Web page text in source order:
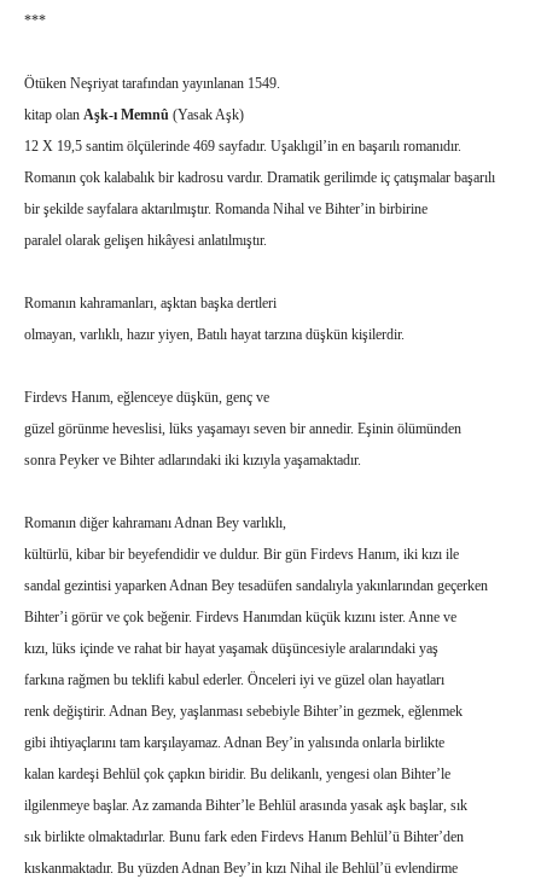
***
Ötüken Neşriyat tarafından yayınlanan 1549.
kitap olan Aşk-ı Memnû (Yasak Aşk)
12 X 19,5 santim ölçülerinde 469 sayfadır. Uşaklıgil’in en başarılı romanıdır.
Romanın çok kalabalık bir kadrosu vardır. Dramatik gerilimde iç çatışmalar başarılı
bir şekilde sayfalara aktarılmıştır. Romanda Nihal ve Bihter’in birbirine
paralel olarak gelişen hikâyesi anlatılmıştır.
Romanın kahramanları, aşktan başka dertleri
olmayan, varlıklı, hazır yiyen, Batılı hayat tarzına düşkün kişilerdir.
Firdevs Hanım, eğlenceye düşkün, genç ve
güzel görünme heveslisi, lüks yaşamayı seven bir annedir. Eşinin ölümünden
sonra Peyker ve Bihter adlarındaki iki kızıyla yaşamaktadır.
Romanın diğer kahramanı Adnan Bey varlıklı,
kültürlü, kibar bir beyefendidir ve duldur. Bir gün Firdevs Hanım, iki kızı ile
sandal gezintisi yaparken Adnan Bey tesadüfen sandalıyla yakınlarından geçerken
Bihter’i görür ve çok beğenir. Firdevs Hanımdan küçük kızını ister. Anne ve
kızı, lüks içinde ve rahat bir hayat yaşamak düşüncesiyle aralarındaki yaş
farkına rağmen bu teklifi kabul ederler. Önceleri iyi ve güzel olan hayatları
renk değiştirir. Adnan Bey, yaşlanması sebebiyle Bihter’in gezmek, eğlenmek
gibi ihtiyaçlarını tam karşılayamaz. Adnan Bey’in yalısında onlarla birlikte
kalan kardeşi Behlül çok çapkın biridir. Bu delikanlı, yengesi olan Bihter’le
ilgilenmeye başlar. Az zamanda Bihter’le Behlül arasında yasak aşk başlar, sık
sık birlikte olmaktadırlar. Bunu fark eden Firdevs Hanım Behlül’ü Bihter’den
kıskanmaktadır. Bu yüzden Adnan Bey’in kızı Nihal ile Behlül’ü evlendirme